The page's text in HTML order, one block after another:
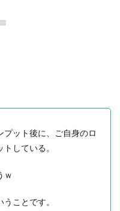
プット後に、ご自身のロ
している。
ｗ
ことです。